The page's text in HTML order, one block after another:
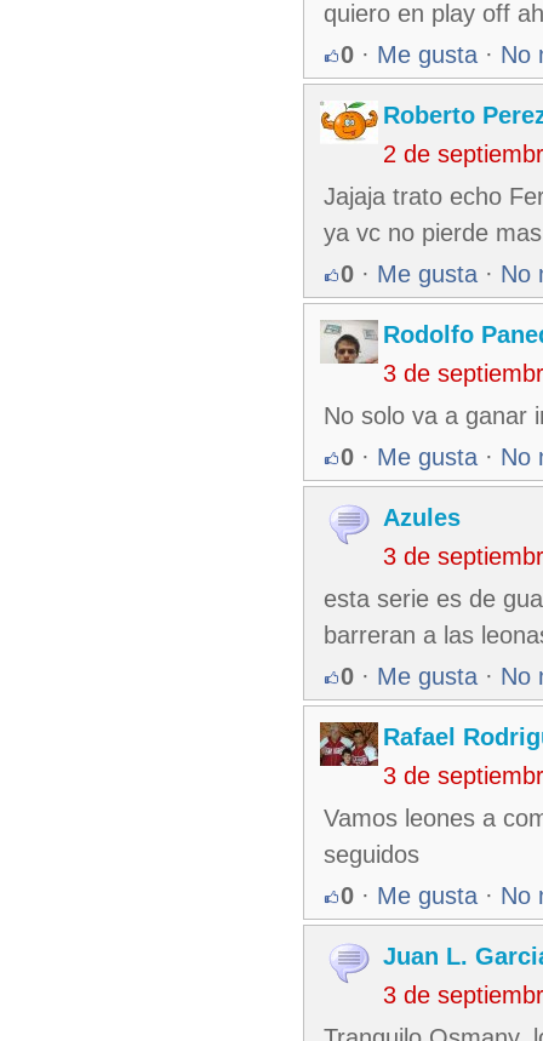
quiero en play off
0 · Me gusta · No
Roberto
2 de
Jajaja trato echo
ya vc no pierde
0 · Me gusta · No
Rodolfo
3 de
No solo va a ganar
0 · Me gusta · No
Azules
3 de
esta serie es de
barreran a las
0 · Me gusta · No
Rafael
3 de
Vamos leones a
seguidos
0 · Me gusta · No
Juan L.
3 de